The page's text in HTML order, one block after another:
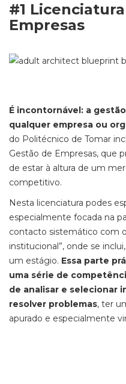
#1
Empresas
É incontornável: a
qualquer empresa ou
do Politécnico de Tomar
Gestão de Empresas, que
de estar à altura de um
competitivo.
Nesta licenciatura podes
especialmente focada na
contacto sistemático com
institucional”, onde se
um estágio. Essa parte
uma série de
de analisar e selecionar
resolver problemas, ter
apurado e especialmente